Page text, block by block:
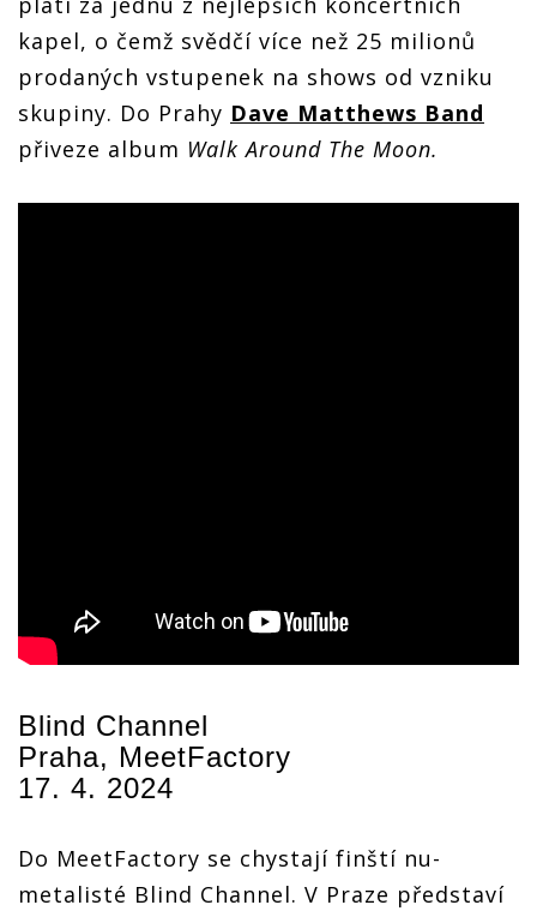
kapel, o čemž svědčí více než 25 milionů
prodaných vstupenek na shows od vzniku
skupiny. Do Prahy Dave Matthews Band
přiveze album Walk Around The Moon.
Blind Channel
Praha, MeetFactory
17. 4. 2024
Do MeetFactory se chystají finští nu-
metalisté Blind Channel. V Praze představí